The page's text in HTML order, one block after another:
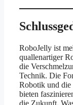
RoboJelly ist
quallenartiger
die
Technik. Die
Robotik und
bieten
die Zukunft.